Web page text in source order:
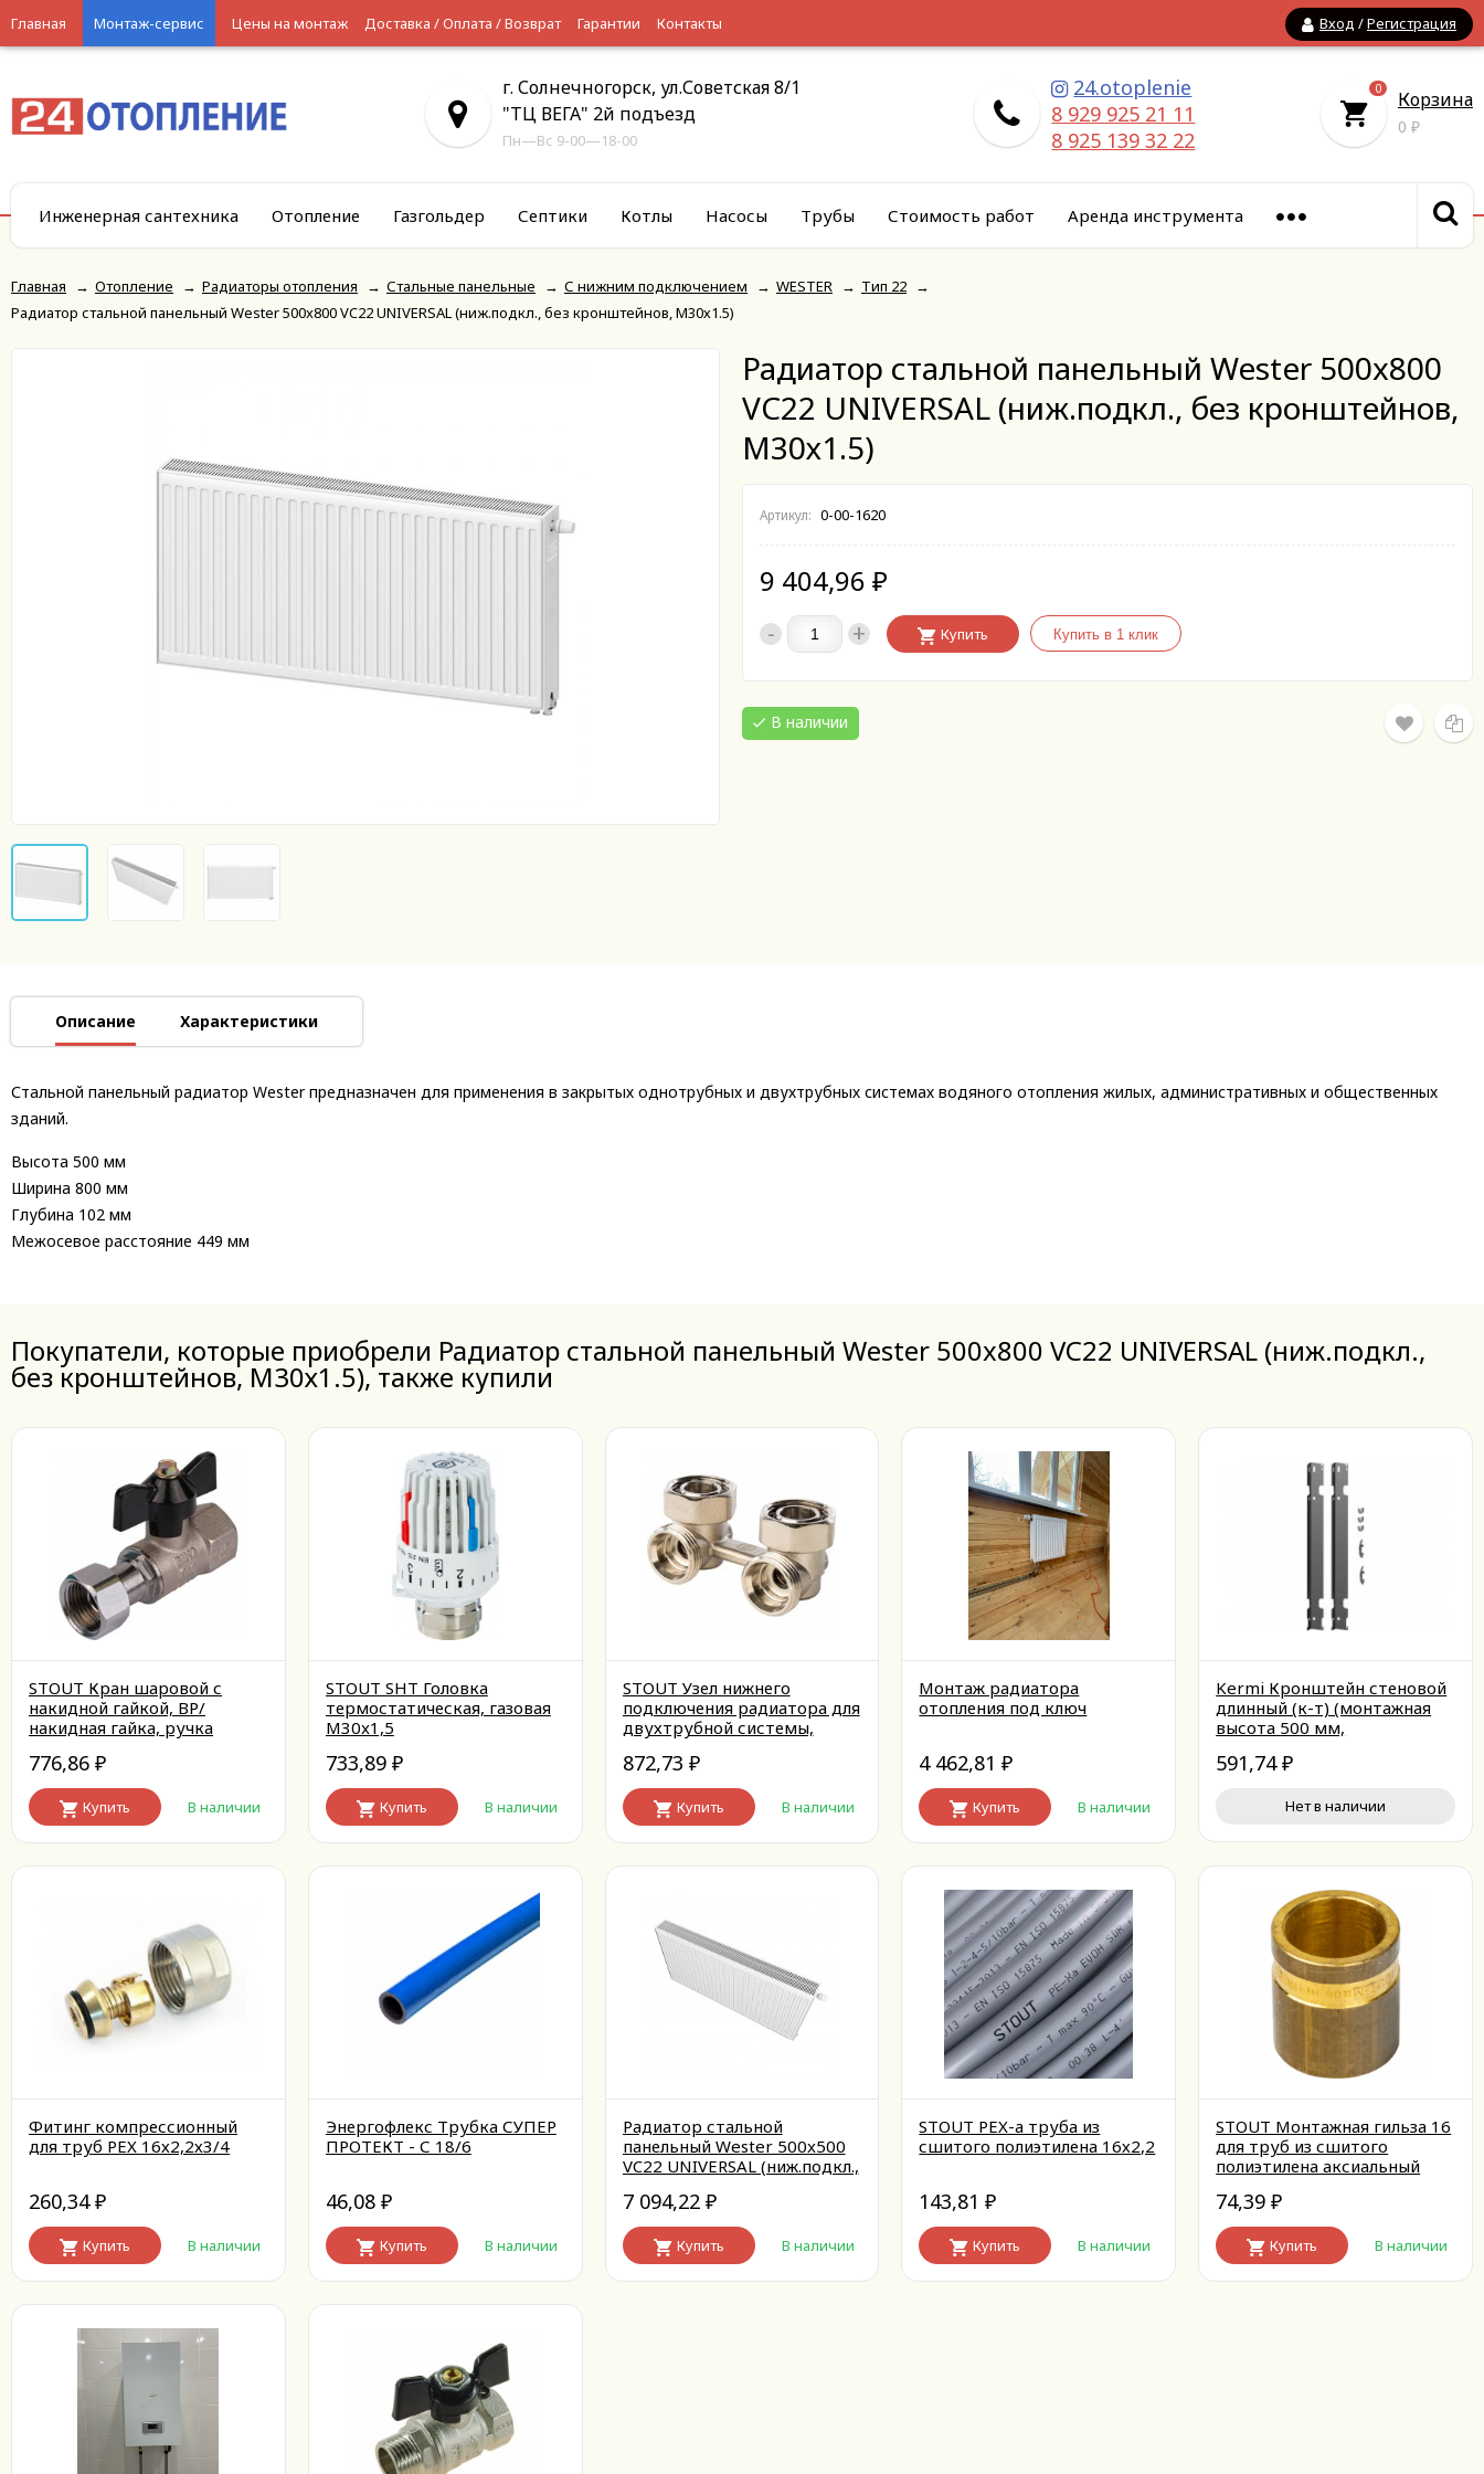
Вход /Регистрация
Главная Монтаж-сервис Цены на монтаж Доставка / Оплата / Возврат Гарантии Контакты
г. Солнечногорск, ул.Советская 8/1
"ТЦ ВЕГА" 2й подъезд
Пн—Вс 9-00—18-00
24.otoplenie
8 929 925 21 11
8 925 139 32 22
0 Корзина
0 ₽
Инженерная сантехника Отопление Газгольдер Септики Котлы Насосы Трубы Стоимость работ Аренда инструмента
Главная → Отопление → Радиаторы отопления → Стальные панельные → С нижним подключением → WESTER → Тип 22 →
Радиатор стальной панельный Wester 500x800 VC22 UNIVERSAL (ниж.подкл., без кронштейнов, М30х1.5)
Радиатор стальной панельный Wester 500x800
VC22 UNIVERSAL (ниж.подкл., без кронштейнов,
М30х1.5)
Артикул: 0-00-1620
9 404,96 ₽
- + Купить
В наличии
Описание Характеристики
Стальной панельный радиатор Wester предназначен для применения в закрытых однотрубных и двухтрубных системах водяного отопления жилых, административных и общественных
зданий.
Высота 500 мм
Ширина 800 мм
Глубина 102 мм
Межосевое расстояние 449 мм
Покупатели, которые приобрели Радиатор стальной панельный Wester 500x800 VC22 UNIVERSAL (ниж.подкл.,
без кронштейнов, М30х1.5), также купили
STOUT Кран шаровой с
накидной гайкой, ВР/
накидная гайка, ручка
776,86 ₽
Купить В наличии
STOUT SHT Головка
термостатическая, газовая
M30x1,5
733,89 ₽
Купить В наличии
STOUT Узел нижнего
подключения радиатора для
двухтрубной системы,
872,73 ₽
Купить В наличии
Монтаж радиатора
отопления под ключ
4 462,81₽
Купить В наличии
Kermi Кронштейн стеновой
длинный (к-т) (монтажная
высота 500 мм,
591,74₽
Нет в наличии
Фитинг компрессионный
для труб PEX 16х2,2х3/4
260,34 ₽
Купить В наличии
Энергофлекс Трубка СУПЕР
ПРОТЕКТ - С 18/6
46,08 ₽
Купить В наличии
Радиатор стальной
панельный Wester 500x500
VC22 UNIVERSAL (ниж.подкл.,
7 094,22 ₽
Купить В наличии
STOUT PEX-a труба из
сшитого полиэтилена 16х2,2
143,81₽
Купить В наличии
STOUT Монтажная гильза 16
для труб из сшитого
полиэтилена аксиальный
74,39₽
Купить В наличии